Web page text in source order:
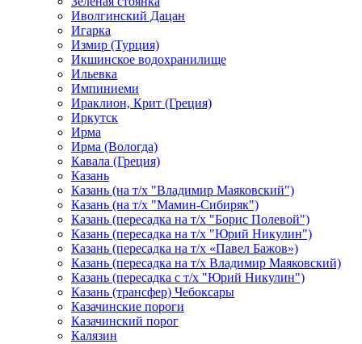
Иволгинский Дацан
Игарка
Измир (Турция)
Икшинское водохранилище
Ильевка
Импиниеми
Ираклион, Крит (Греция)
Иркутск
Ирма
Ирма (Вологда)
Кавала (Греция)
Казань
Казань (на т/х "Владимир Маяковский")
Казань (на т/х "Мамин-Сибиряк")
Казань (пересадка на т/х "Борис Полевой")
Казань (пересадка на т/х "Юрий Никулин")
Казань (пересадка на т/х «Павел Бажов»)
Казань (пересадка на т/х Владимир Маяковский)
Казань (пересадка с т/х "Юрий Никулин")
Казань (трансфер) Чебоксары
Казачинские пороги
Казачинский порог
Калязин